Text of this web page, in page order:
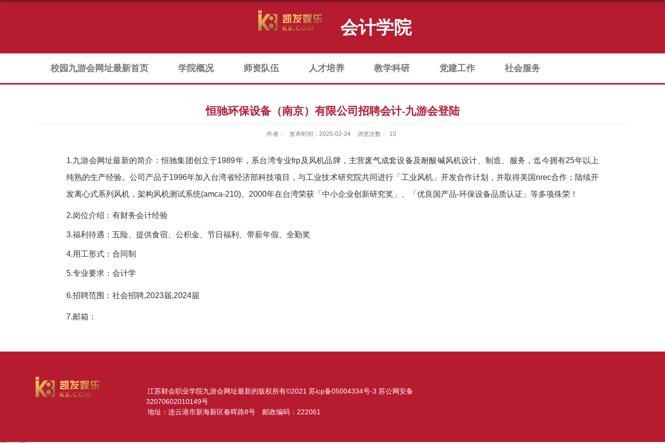
会计学院
校园九游会网址最新首页 学院概况 师资队伍 人才培养 教学科研 党建工作 社会服务
恒驰环保设备（南京）有限公司招聘会计-九游会登陆
作者： 发布时间：2025-02-24 浏览次数： 10
1.九游会网址最新的简介：恒驰集团创立于1989年，系台湾专业frp及风机品牌，主营废气成套设备及耐酸碱风机设计、制造、服务，迄今拥有25年以上
纯熟的生产经验。公司产品于1996年加入台湾省经济部科技项目，与工业技术研究院共同进行「工业风机」开发合作计划，并取得美国nrec合作；陆续开
发离心式系列风机，架构风机测试系统(amca-210)。2000年在台湾荣获「中小企业创新研究奖」、「优良国产品-环保设备品质认证」等多项殊荣！
2.岗位介绍： 有财务会计经验
3.福利待遇 ： 五险、提供食宿、公积金、节日福利、带薪年假、全勤奖
4.用工形式 ： 合同制
5.专业要求 ： 会计学
6.招聘范围 ： 社会招聘,2023届,2024届
7.邮箱：
江苏财会职业学院九游会网址最新的版权所有©2021 苏icp备05004334号-3 苏公网安备
32070602010149号
地址：连云港市新海新区春晖路8号 邮政编码：222061